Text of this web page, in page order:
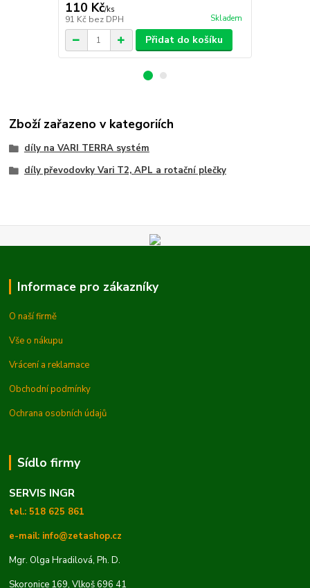
110 Kč/ks
91 Kč bez DPH Skladem
Přidat do košíku
Zboží zařazeno v kategoriích
díly na VARI TERRA systém
díly převodovky Vari T2, APL a rotační plečky
Informace pro zákazníky
O naší firmě
Vše o nákupu
Vrácení a reklamace
Obchodní podmínky
Ochrana osobních údajů
Sídlo firmy
SERVIS INGR
tel.: 518 625 861
e-mail: info@zetashop.cz
Mgr. Olga Hradilová, Ph. D.
Skoronice 169, Vlkoš 696 41